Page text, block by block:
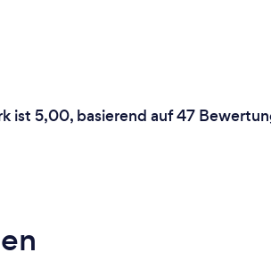
ist 5,00, basierend auf 47